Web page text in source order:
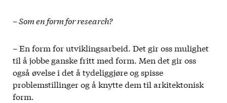
– Som en form for research?
– En form for utviklingsarbeid. Det gir oss mulighet
til å jobbe ganske fritt med form. Men det gir oss
også øvelse i det å tydeliggjøre og spisse
problemstillinger og å knytte dem til arkitektonisk
form.